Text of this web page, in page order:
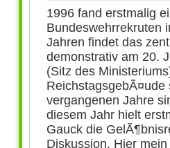
1996 fand erstmalig
Bundeswehrrekruten
Jahren findet das
demonstrativ am 20.
(Sitz des
vergangenen Jahre
diesem Jahr hielt
Gauck die
Diskussion. Hier